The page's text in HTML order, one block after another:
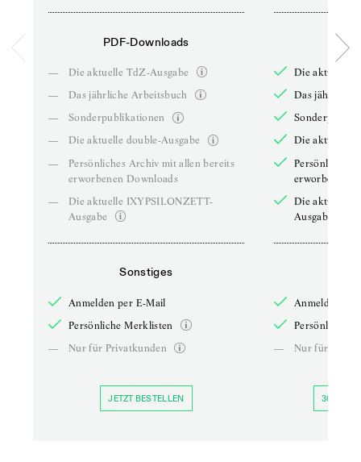
PDF-Downloads
—
Die aktuelle TdZ-Ausgabe
—
Das jährliche Arbeitsbuch
—
Sonderpublikationen
—
Die aktuelle double-Ausgabe
—
Persönliches Archiv mit allen bereits
erworbenen Downloads
—
Die aktuelle IXYPSILONZETT-
Ausgabe
Sonstiges
Anmelden per E-Mail
Persönliche Merklisten
—
Nur für Privatkunden
JETZT BESTELLEN
Die aktuelle
Das jährliche
Die aktuelle
Persönliches
erworbenen
Die aktuelle
Ausgabe
Anmelden
Persönliche
—
Nur für
30 TAGE